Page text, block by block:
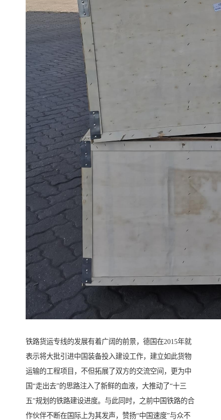
铁路货运专线的发展有着广阔的前景，德国在2015年就
表示将大批引进中国装备投入建设工作，建立如此货物
运输的工程项目，不但拓展了双方的交流空间，更为中
国“走出去”的思路注入了新鲜的血液，大推动了“十三
五”规划的铁路建设进度。与此同时，之前中国铁路的合
作伙伴不断在国际上为其发声，赞扬“中国速度”与众不